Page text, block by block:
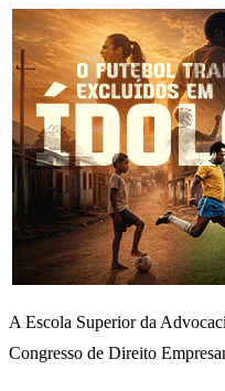
A Escola Superior da
Congresso de Direito